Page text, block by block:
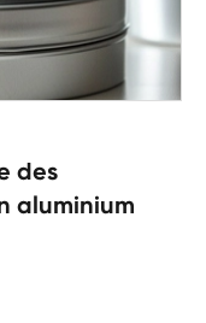
des
aluminium